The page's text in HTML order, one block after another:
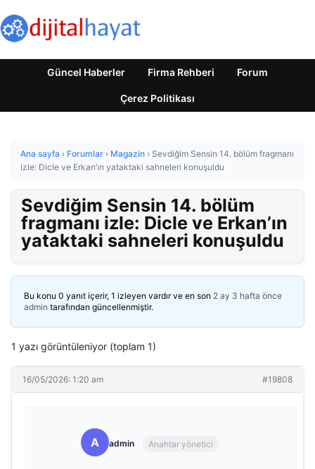
Güncel Haberler Firma Rehberi Forum
Çerez Politikası
Ana sayfa › Forumlar › Magazin › Sevdiğim Sensin 14. bölüm fragmanı
izle: Dicle ve Erkan’ın yataktaki sahneleri konuşuldu
Sevdiğim Sensin 14. bölüm
fragmanı izle: Dicle ve Erkan’ın
yataktaki sahneleri konuşuldu
Bu konu 0 yanıt içerir, 1 izleyen vardır ve en son 2 ay 3 hafta önce
admin tarafından güncellenmiştir.
1 yazı görüntüleniyor (toplam 1)
16/05/2026: 1:20 am #19808
A admin Anahtar yönetici